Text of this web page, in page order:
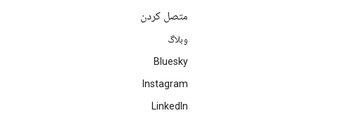
متصل کردن
وبلاگ
Bluesky
Instagram
LinkedIn